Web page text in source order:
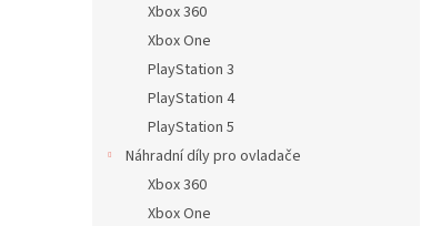
Xbox 360
Xbox One
PlayStation 3
PlayStation 4
PlayStation 5
Náhradní díly pro ovladače
Xbox 360
Xbox One